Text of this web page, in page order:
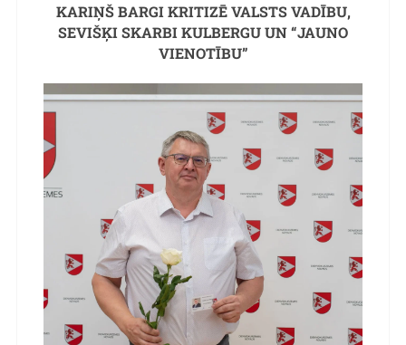
KARIŅŠ BARGI KRITIZĒ VALSTS VADĪBU,
SEVIŠĶI SKARBI KULBERGU UN “JAUNO
VIENOTĪBU”